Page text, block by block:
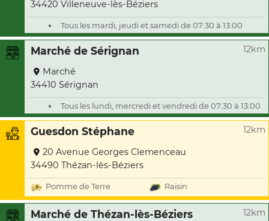
34420 Villeneuve-lès-Béziers
Tous les mardi, jeudi et samedi de 07:30 à 13:00
Marché de Sérignan 12km
Marché
34410 Sérignan
Tous les lundi, mercredi et vendredi de 07:30 à 13:00
Guesdon Stéphane 12km
20 Avenue Georges Clemenceau
34490 Thézan-lès-Béziers
Pomme de Terre Raisin
Marché de Thézan-lès-Béziers 12km